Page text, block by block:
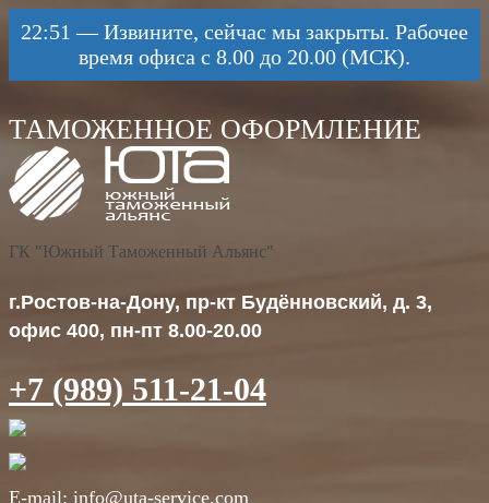
22:51 —Извините, сейчас мы закрыты. Рабочее
время офиса с 8.00 до 20.00 (МСК).
ГК "Южный Таможенный Альянс"
г.Ростов-на-Дону, пр-кт Будённовский, д. 3,
офис 400, пн-пт 8.00-20.00
+7 (989) 511-21-04
E-mail: info@uta-service.com